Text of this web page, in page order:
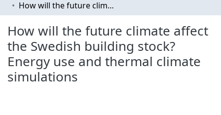
How will the future climate affect the Swedish building stock? Energy use and thermal climate simulations
How will the future climate affect
the Swedish building stock?
Energy use and thermal climate
simulations